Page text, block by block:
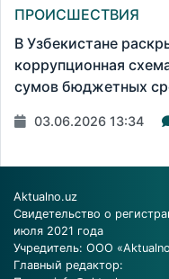
ПРОИСШЕСТВИЯ
В Узбекистане
коррупционная
сумов бюджетных
03.06.2026 13:34
Aktualno.uz
Свидетельство о
июля 2021 года
Учредитель: ООО
Главный редактор: